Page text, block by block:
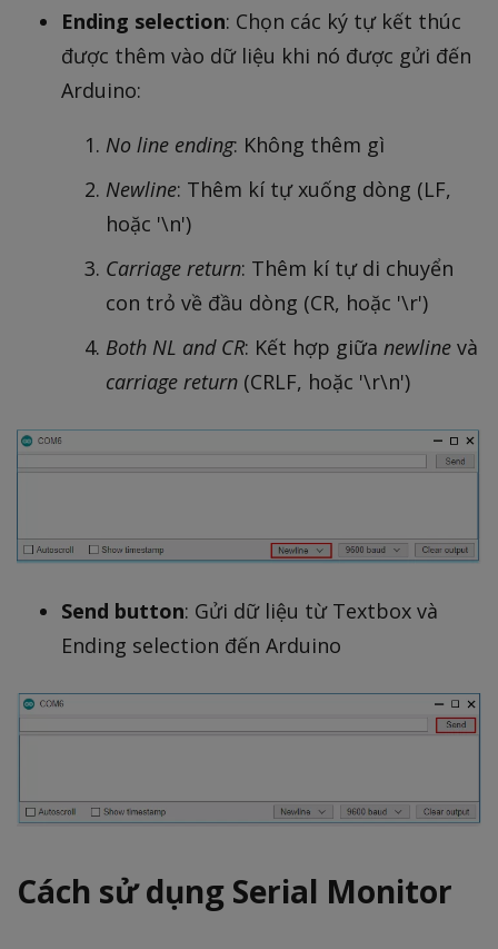
Ending selection: Chọn các ký tự kết thúc
được thêm vào dữ liệu khi nó được gửi đến
Arduino:
No line ending: Không thêm gì
Newline: Thêm kí tự xuống dòng (LF,
hoặc '\n')
Carriage return: Thêm kí tự di chuyển
con trỏ về đầu dòng (CR, hoặc '\r')
Both NL and CR: Kết hợp giữa newline và
carriage return (CRLF, hoặc '\r\n')
Send button: Gửi dữ liệu từ Textbox và
Ending selection đến Arduino
Cách sử dụng Serial Monitor